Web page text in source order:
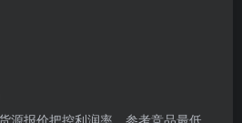
岁的年轻用户。
妆个护、时尚服饰、氛围感家居品